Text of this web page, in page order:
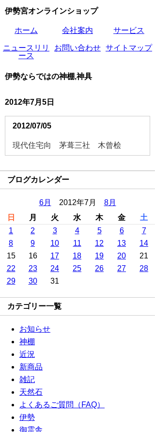
伊勢宮オンラインショップ
ホーム 会社案内 サービス
ニュースリリ
ース
お問い合わせ サイトマップ
伊勢ならではの神棚,神具
2012年7月5日
2012/07/05
現代住宅向 茅葺三社 木曾桧
ブログカレンダー
6月 2012年7月 8月
日
月 火 水 木 金
土
1
2 3 4 5 6
7
8
9 10 11 12 13
14
15
16 17 18 19 20
21
22
23 24 25 26 27
28
29
30 31
カテゴリー一覧
お知らせ
神棚
近況
新商品
雑記
天然石
よくあるご質問（FAQ）
伊勢
御霊舎